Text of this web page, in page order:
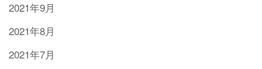
2021年9月
2021年8月
2021年7月